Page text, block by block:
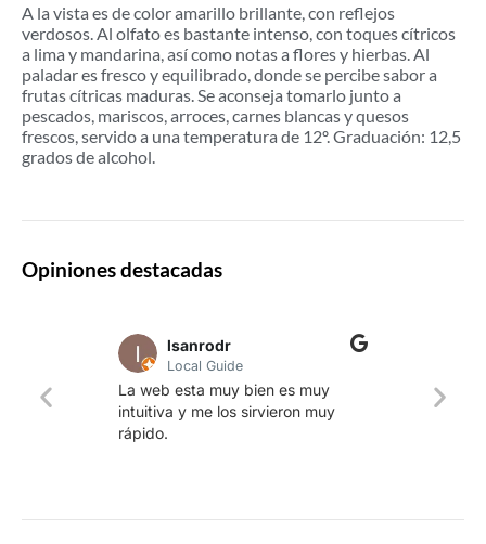
A la vista es de color amarillo brillante, con reflejos
verdosos. Al olfato es bastante intenso, con toques cítricos
a lima y mandarina, así como notas a flores y hierbas. Al
paladar es fresco y equilibrado, donde se percibe sabor a
frutas cítricas maduras. Se aconseja tomarlo junto a
pescados, mariscos, arroces, carnes blancas y quesos
frescos, servido a una temperatura de 12º. Graduación: 12,5
grados de alcohol.
Opiniones destacadas
lsanrodr
Local Guide
La web esta muy bien es muy
intuitiva y me los sirvieron muy
rápido.